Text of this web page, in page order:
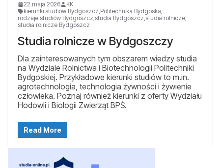
22 maja 2026
KK
kierunki studiów Bydgoszcz,Politechnika Bydgoska,
rodzaje studiów Bydgoszcz,studia Bydgoszcz,studia rolnicze,
studia rolnicze Bydgoszcz
Studia rolnicze w Bydgoszczy
Dla zainteresowanych tym obszarem wiedzy studia
na Wydziale Rolnictwa i Biotechnologii Politechniki
Bydgoskiej. Przykładowe kierunki studiów to m.in.
agrotechnologia, technologia żywności i żywienie
człowieka. Poznaj również kierunki z oferty Wydziału
Hodowli i Biologii Zwierząt BPŚ.
Read More